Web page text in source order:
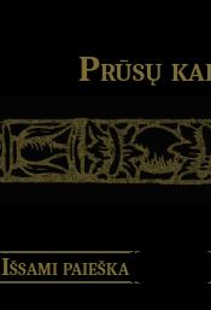
Prūsų
Išsami paieška